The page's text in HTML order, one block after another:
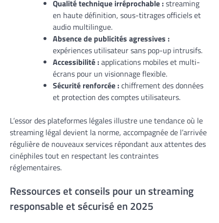
Qualité technique irréprochable :streaming
en haute définition, sous-titrages officiels et
audio multilingue.
Absence de publicités agressives :
expériences utilisateur sans pop-up intrusifs.
Accessibilité :applications mobiles et multi-
écrans pour un visionnage flexible.
Sécurité renforcée :chiffrement des données
et protection des comptes utilisateurs.
L’essor des plateformes légales illustre une tendance où le
streaming légal devient la norme, accompagnée de l’arrivée
régulière de nouveaux services répondant aux attentes des
cinéphiles tout en respectant les contraintes
réglementaires.
Ressources et conseils pour un streaming
responsable et sécurisé en 2025